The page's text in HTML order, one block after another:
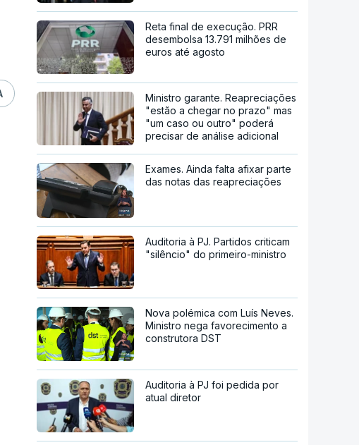
Reta final de execução. PRR
desembolsa 13.791 milhões de
euros até agosto
Ministro garante. Reapreciações
"estão a chegar no prazo" mas
"um caso ou outro" poderá
precisar de análise adicional
Exames. Ainda falta afixar parte
das notas das reapreciações
Auditoria à PJ. Partidos criticam
"silêncio" do primeiro-ministro
Nova polémica com Luís Neves.
Ministro nega favorecimento a
construtora DST
Auditoria à PJ foi pedida por
atual diretor